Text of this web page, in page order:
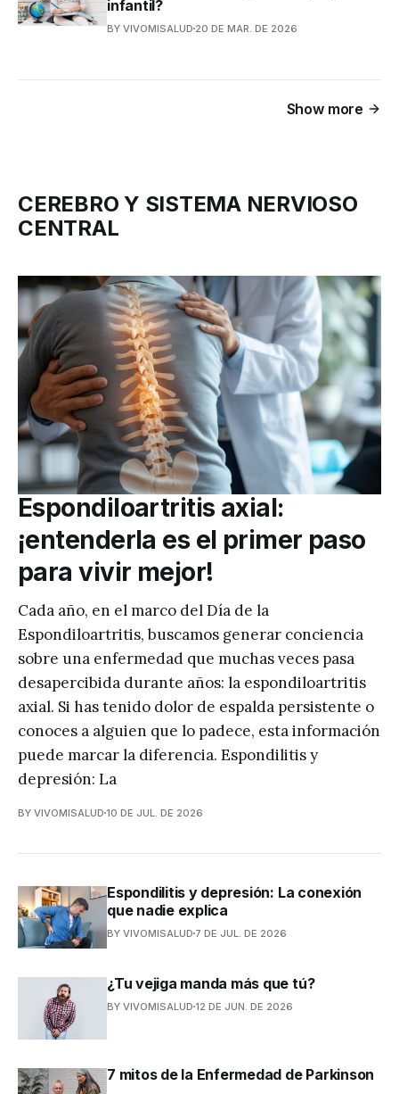
infantil?
BY VIVOMISALUD 20 DE MAR. DE 2026
Show more
CEREBRO Y SISTEMA NERVIOSO
CENTRAL
Espondiloartritis axial:
¡entenderla es el primer paso
para vivir mejor!
Cada año, en el marco del Día de la
Espondiloartritis, buscamos generar conciencia
sobre una enfermedad que muchas veces pasa
desapercibida durante años: la espondiloartritis
axial. Si has tenido dolor de espalda persistente o
conoces a alguien que lo padece, esta información
puede marcar la diferencia. Espondilitis y
depresión: La
BY VIVOMISALUD 10 DE JUL. DE 2026
Espondilitis y depresión: La conexión
que nadie explica
BY VIVOMISALUD 7 DE JUL. DE 2026
¿Tu vejiga manda más que tú?
BY VIVOMISALUD 12 DE JUN. DE 2026
7 mitos de la Enfermedad de Parkinson